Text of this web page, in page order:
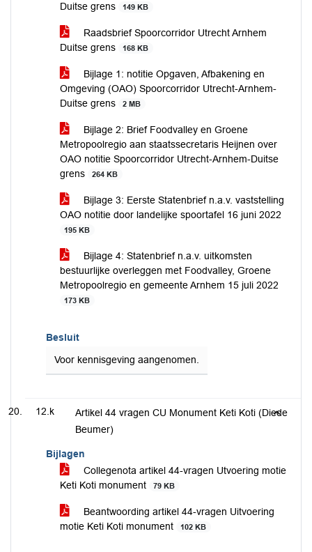
Duitse grens
149 KB
Raadsbrief Spoorcorridor Utrecht Arnhem
Duitse grens
168 KB
Bijlage 1: notitie Opgaven, Afbakening en
Omgeving (OAO) Spoorcorridor Utrecht-Arnhem-
Duitse grens
2 MB
Bijlage 2: Brief Foodvalley en Groene
Metropoolregio aan staatssecretaris Heijnen over
OAO notitie Spoorcorridor Utrecht-Arnhem-Duitse
grens
264 KB
Bijlage 3: Eerste Statenbrief n.a.v. vaststelling
OAO notitie door landelijke spoortafel 16 juni 2022
195 KB
Bijlage 4: Statenbrief n.a.v. uitkomsten
bestuurlijke overleggen met Foodvalley, Groene
Metropoolregio en gemeente Arnhem 15 juli 2022
173 KB
Besluit
Voor kennisgeving aangenomen.
12.k
Artikel 44 vragen CU Monument Keti Koti (Diede
Beumer)
Bijlagen
Collegenota artikel 44-vragen Utvoering motie
Keti Koti monument
79 KB
Beantwoording artikel 44-vragen Uitvoering
motie Keti Koti monument
102 KB